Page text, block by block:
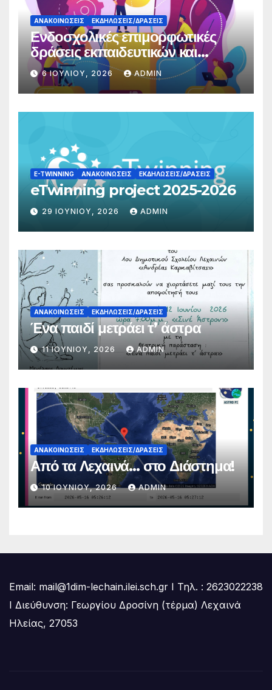
ΑΝΑΚΟΙΝΏΣΕΙΣ ΕΚΔΗΛΏΣΕΙΣ/ΔΡΆΣΕΙΣ
Ενδοσχολικές επιμορφωτικές
δράσεις εκπαιδευτικών και
γονέων
6 ΙΟΥΛΊΟΥ, 2026 ADMIN
E-TWINNING ΑΝΑΚΟΙΝΏΣΕΙΣ ΕΚΔΗΛΏΣΕΙΣ/ΔΡΆΣΕΙΣ
eTwinning project 2025-2026
29 ΙΟΥΝΊΟΥ, 2026 ADMIN
ΑΝΑΚΟΙΝΏΣΕΙΣ ΕΚΔΗΛΏΣΕΙΣ/ΔΡΆΣΕΙΣ
Ένα παιδί μετράει τ’ άστρα
11 ΙΟΥΝΊΟΥ, 2026 ADMIN
ΑΝΑΚΟΙΝΏΣΕΙΣ ΕΚΔΗΛΏΣΕΙΣ/ΔΡΆΣΕΙΣ
Από τα Λεχαινά… στο Διάστημα!
10 ΙΟΥΝΊΟΥ, 2026 ADMIN
Email: mail@1dim-lechain.ilei.sch.gr Ι Τηλ. : 2623022238
Ι Διεύθυνση: Γεωργίου Δροσίνη (τέρμα) Λεχαινά
Ηλείας, 27053